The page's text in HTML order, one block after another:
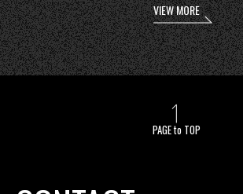
VIEW MORE
PAGE to TOP